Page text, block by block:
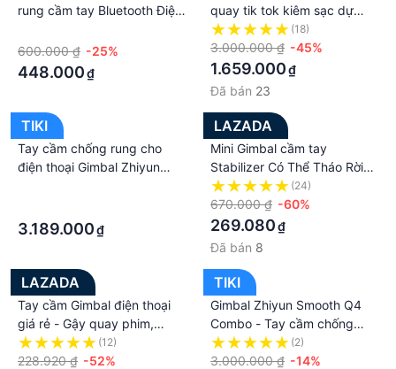
rung cầm tay Bluetooth Điện
chụp ảnh tự sướng Chân đế
có thể điều chỉnh cho iPhone
600.000 ₫ -25%
448.000₫
quay tik tok kiêm sạc dự
phòng, Gimbal chống rung 3
trục S5B, Tay cầm gimbal
điện thoại xoay 360 độ,
chuyển cảnh mượt mà, pin
(18)
3.000.000 ₫ -45%
1.659.000₫
Đã bán 23
TIKI
Tay cầm chống rung cho
điện thoại Gimbal Zhiyun
3.189.000₫
LAZADA
Mini Gimbal cầm tay
Stabilizer Có Thể Tháo Rời
Clip điện thoại Thông Minh
Mặt Theo Dõi Không Dây giá
đỡ ba chân gậy selfie Giá để
điện thoại Với đèn chiếu
Cho Điện Thoại Thông Minh
(24)
670.000 ₫ -60%
269.080₫
Đã bán 8
LAZADA
Tay cầm Gimbal điện thoại
giá rẻ - Gậy quay phim,
quay vlog, ghi âm, phỏng
vấn - Gậy livestream, quay
(12)
228.920 ₫ -52%
TIKI
Gimbal Zhiyun Smooth Q4
Combo - Tay cầm chống
rung 3 trục dành cho điện
thoại tích hợp đèn Led xoay
(2)
3.000.000 ₫ -14%